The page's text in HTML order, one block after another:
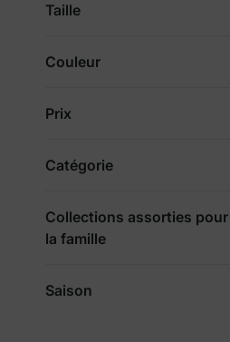
Taille
Couleur
Prix
Catégorie
Collections assorties pour
la famille
Saison